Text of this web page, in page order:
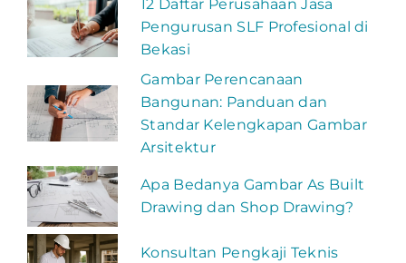
12 Daftar Perusahaan Jasa
Pengurusan SLF Profesional di
Bekasi
Gambar Perencanaan
Bangunan: Panduan dan
Standar Kelengkapan Gambar
Arsitektur
Apa Bedanya Gambar As Built
Drawing dan Shop Drawing?
Konsultan Pengkaji Teknis